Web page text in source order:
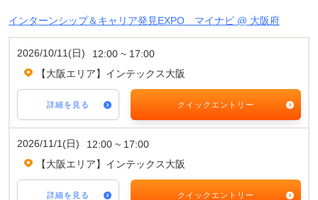
インターンシップ＆キャリア発見EXPO マイナビ @ 大阪府
2026/10/11(日)
12:00 ~ 17:00
【大阪エリア】インテックス大阪
詳細を見る クイックエントリー
2026/11/1(日)
12:00 ~ 17:00
【大阪エリア】インテックス大阪
詳細を見る クイックエントリー